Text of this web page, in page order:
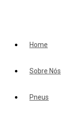
Home
Sobre Nós
Pneus